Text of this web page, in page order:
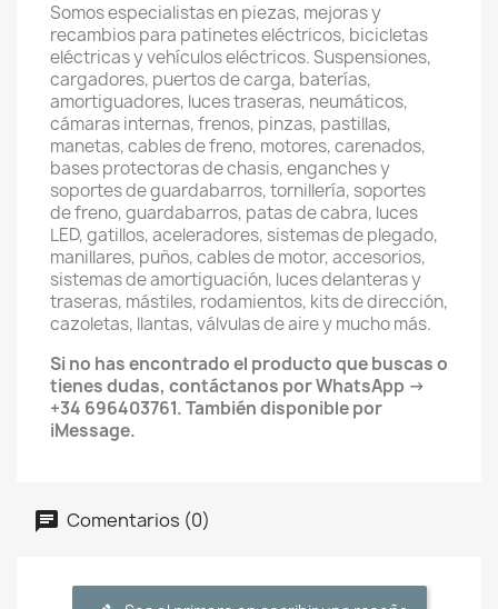
Somos especialistas en piezas, mejoras y
recambios para patinetes eléctricos, bicicletas
eléctricas y vehículos eléctricos. Suspensiones,
cargadores, puertos de carga, baterías,
amortiguadores, luces traseras, neumáticos,
cámaras internas, frenos, pinzas, pastillas,
manetas, cables de freno, motores, carenados,
bases protectoras de chasis, enganches y
soportes de guardabarros, tornillería, soportes
de freno, guardabarros, patas de cabra, luces
LED, gatillos, aceleradores, sistemas de plegado,
manillares, puños, cables de motor, accesorios,
sistemas de amortiguación, luces delanteras y
traseras, mástiles, rodamientos, kits de dirección,
cazoletas, llantas, válvulas de aire y mucho más.
Si no has encontrado el producto que buscas o
tienes dudas, contáctanos por WhatsApp →
+34 696403761. También disponible por
iMessage.
Comentarios (0)